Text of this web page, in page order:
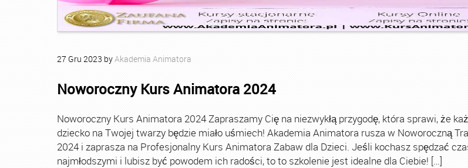
27 Gru 2023 byAkademia Animatora
Noworoczny Kurs Animatora 2024
Noworoczny Kurs Animatora 2024 Zapraszamy Cię na niezwykłą przygodę, która sprawi, że
dziecko na Twojej twarzy będzie miało uśmiech! Akademia Animatora rusza w Noworoczną
2024 i zaprasza na Profesjonalny Kurs Animatora Zabaw dla Dzieci. Jeśli kochasz spędzać
najmłodszymi i lubisz być powodem ich radości, to to szkolenie jest idealne dla Ciebie! […]